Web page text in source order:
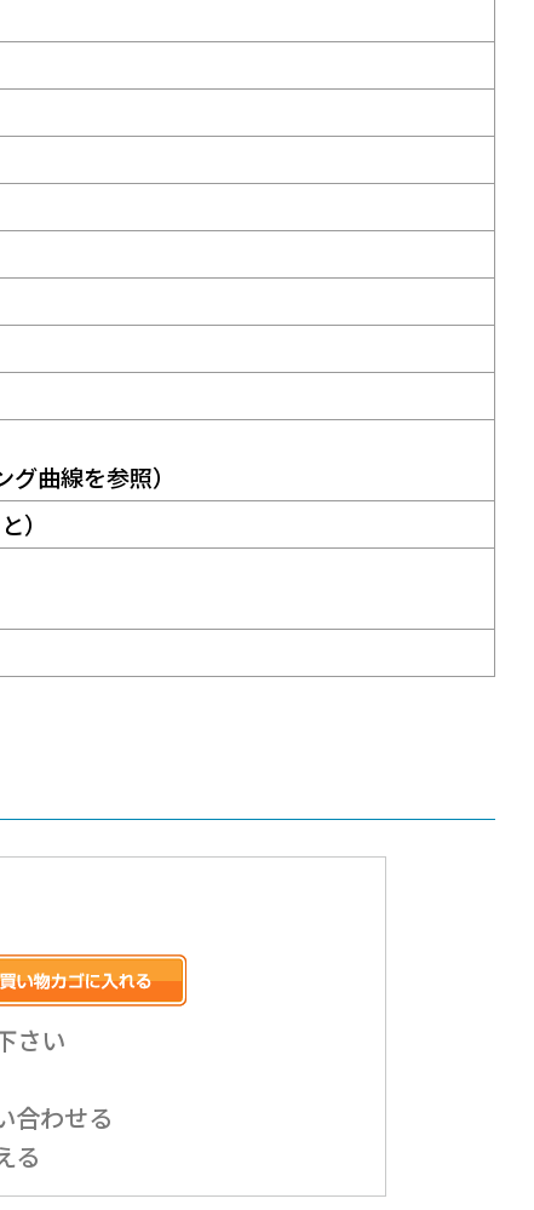
グ曲線を参照）
）
さい
合わせる
る